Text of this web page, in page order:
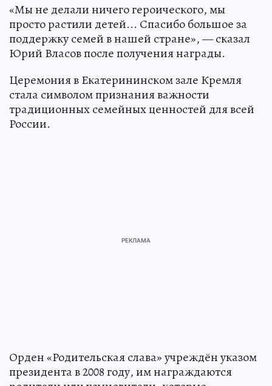
«Мы не делали ничего героического, мы
просто растили детей... Спасибо большое за
поддержку семей в нашей стране», — сказал
Юрий Власов после получения награды.
Церемония в Екатерининском зале Кремля
стала символом признания важности
традиционных семейных ценностей для всей
России.
Орден «Родительская слава» учреждён указом
президента в 2008 году, им награждаются